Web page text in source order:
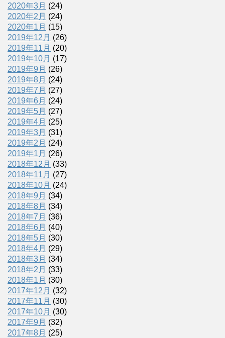
2020年3月 (24)
2020年2月 (24)
2020年1月 (15)
2019年12月 (26)
2019年11月 (20)
2019年10月 (17)
2019年9月 (26)
2019年8月 (24)
2019年7月 (27)
2019年6月 (24)
2019年5月 (27)
2019年4月 (25)
2019年3月 (31)
2019年2月 (24)
2019年1月 (26)
2018年12月 (33)
2018年11月 (27)
2018年10月 (24)
2018年9月 (34)
2018年8月 (34)
2018年7月 (36)
2018年6月 (40)
2018年5月 (30)
2018年4月 (29)
2018年3月 (34)
2018年2月 (33)
2018年1月 (30)
2017年12月 (32)
2017年11月 (30)
2017年10月 (30)
2017年9月 (32)
2017年8月 (25)